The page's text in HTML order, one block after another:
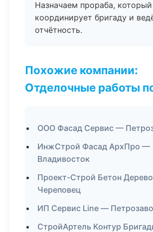
Назначаем прораба, который
координирует бригаду и
отчётность.
Похожие компании:
Отделочные работы
ООО Фасад Сервис —
ИнжСтрой Фасад АрхПро —
Владивосток
Проект-Строй Бетон
Череповец
ИП Сервис Line —
СтройАртель Контур